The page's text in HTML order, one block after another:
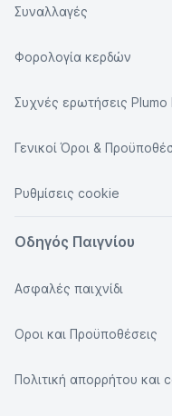
Συναλλαγές
Φορολογία κερδών
Συχνές ερωτήσεις Plumo
Γενικοί Όροι &
Ρυθμίσεις cookie
Οδηγός Παιγνίου
Ασφαλές παιχνίδι
Οροι και Προϋποθέσεις
Πολιτική απορρήτου και